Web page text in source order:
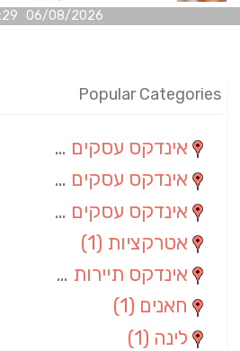
06/08/2026 11:29 11
Popular Categories
אינדקס עסקים מרחבי
אינדקס עסקים מקומי
אינדקס עסקים ארצי
אטרקציות (1)
אינדקס תיירות ארצי
חאנים(1)
לינה(1)